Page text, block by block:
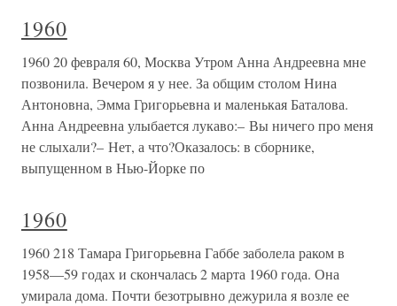
1960
1960 20 февраля 60, Москва Утром Анна Андреевна мне
позвонила. Вечером я у нее. За общим столом Нина
Антоновна, Эмма Григорьевна и маленькая Баталова.
Анна Андреевна улыбается лукаво:– Вы ничего про меня
не слыхали?– Нет, а что?Оказалось: в сборнике,
выпущенном в Нью-Йорке по
1960
1960 218 Тамара Григорьевна Габбе заболела раком в
1958—59 годах и скончалась 2 марта 1960 года. Она
умирала дома. Почти безотрывно дежурила я возле ее